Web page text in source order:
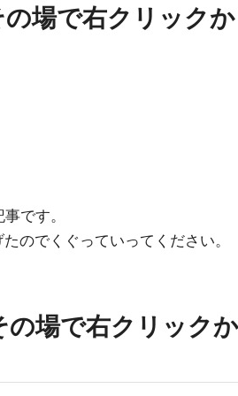
場で右クリックか
です。
のでくぐっていってください。
場で右クリックか